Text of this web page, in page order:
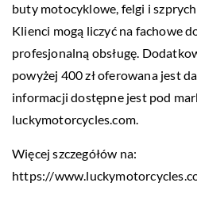
buty motocyklowe, felgi i
Klienci mogą liczyć na fachowe
profesjonalną obsługę.
powyżej 400 zł oferowana jest
informacji dostępne jest pod
luckymotorcycles.com.
Więcej szczegółów na:
https://